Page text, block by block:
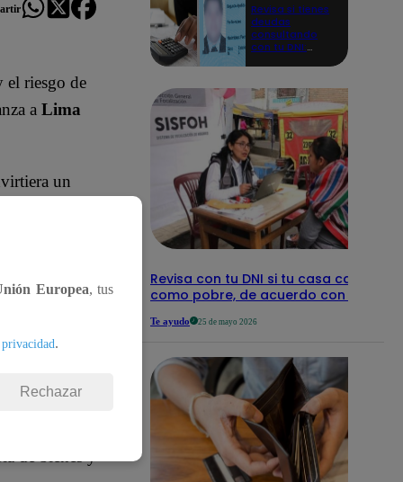
el riesgo de
a Lima
un
de bienes y
Revisa si tienes
deudas
consultando
con tu DNI:
Revisa con tu DNI si tu casa califica
como pobre, de acuerdo con el Sisfoh
Te ayudo 25 de mayo 2026
Europea, tus
.
Rechazar